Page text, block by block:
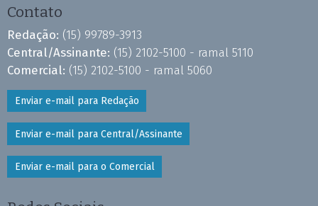
Contato
Redação: (15) 99789-3913
Central/Assinante: (15) 2102-5100 - ramal 5110
Comercial: (15) 2102-5100 - ramal 5060
Enviar e-mail para Redação
Enviar e-mail para Central/Assinante
Enviar e-mail para o Comercial